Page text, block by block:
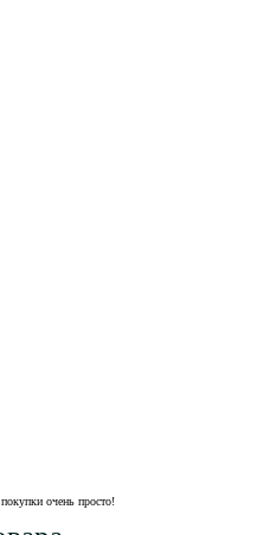
очень просто!